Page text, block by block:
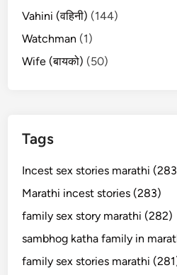
Vahini (वहिनी) (144)
Watchman (1)
Wife (बायको) (50)
Tags
Incest sex stories marathi
Marathi incest stories (283)
family sex story marathi (282)
sambhog katha family in
family sex stories marathi